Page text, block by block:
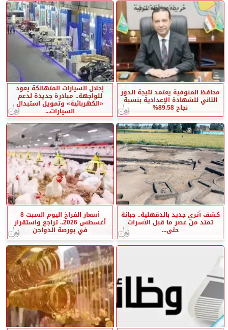
محافظ المنوفية يعتمد نتيجة الدور
الثاني للشهادة الإعدادية بنسبة
نجاح 89.58%
إحلال السيارات المتهالكة يعود
للواجهة.. مبادرة جديدة لدعم
«الكهربائية» وتمويل استبدال
السيارات...
كشف أثري جديد بالدقهلية.. جبانة
تمتد من عصر ما قبل الأسرات
حتى...
أسعار الفراخ اليوم السبت 8
أغسطس 2026.. تراجع واستقرار
في بورصة الدواجن